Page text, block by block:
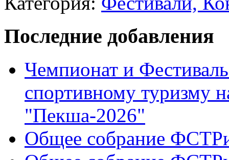
Последние добавления
Чемпионат и
спортивному туризму
"Пекша-2026"
Общее собрание